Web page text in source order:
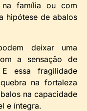
na família ou com
hipótese de abalos
deixar uma
a sensação de
essa fragilidade
na fortaleza
na capacidade
e íntegra.